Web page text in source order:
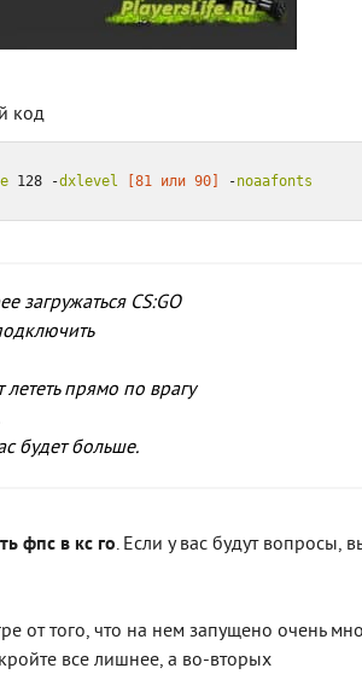
код
128 -dxlevel [81 или 90] -noaafonts
загружаться CS:GO
прямо по врагу
будет больше.
фпс в кс го. Если у вас будут вопросы,
от того, что на нем запущено очень
все лишнее, а во-вторых